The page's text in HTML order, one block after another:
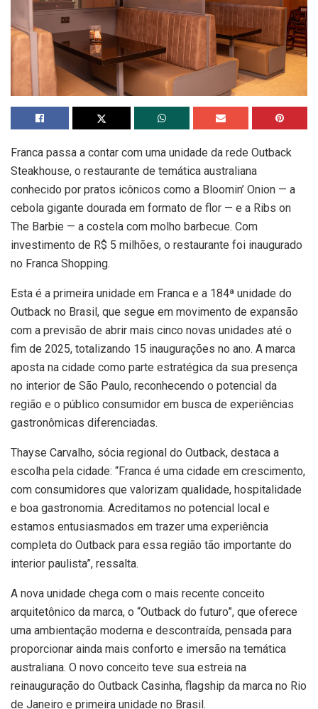
Franca passa a contar com uma unidade da rede Outback
Steakhouse, o restaurante de temática australiana
conhecido por pratos icônicos como a Bloomin’ Onion — a
cebola gigante dourada em formato de flor — e a Ribs on
The Barbie — a costela com molho barbecue. Com
investimento de R$ 5 milhões, o restaurante foi inaugurado
no Franca Shopping.
Esta é a primeira unidade em Franca e a 184ª unidade do
Outback no Brasil, que segue em movimento de expansão
com a previsão de abrir mais cinco novas unidades até o
fim de 2025, totalizando 15 inaugurações no ano. A marca
aposta na cidade como parte estratégica da sua presença
no interior de São Paulo, reconhecendo o potencial da
região e o público consumidor em busca de experiências
gastronômicas diferenciadas.
Thayse Carvalho, sócia regional do Outback, destaca a
escolha pela cidade: “Franca é uma cidade em crescimento,
com consumidores que valorizam qualidade, hospitalidade
e boa gastronomia. Acreditamos no potencial local e
estamos entusiasmados em trazer uma experiência
completa do Outback para essa região tão importante do
interior paulista”, ressalta.
A nova unidade chega com o mais recente conceito
arquitetônico da marca, o “Outback do futuro”, que oferece
uma ambientação moderna e descontraída, pensada para
proporcionar ainda mais conforto e imersão na temática
australiana. O novo conceito teve sua estreia na
reinauguração do Outback Casinha, flagship da marca no Rio
de Janeiro e primeira unidade no Brasil.